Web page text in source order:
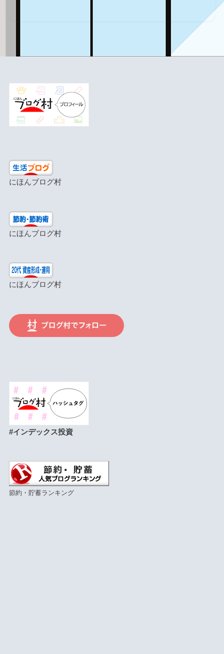
にほんブログ村
にほんブログ村
にほんブログ村
#インデックス投資
節約・貯蓄ランキング